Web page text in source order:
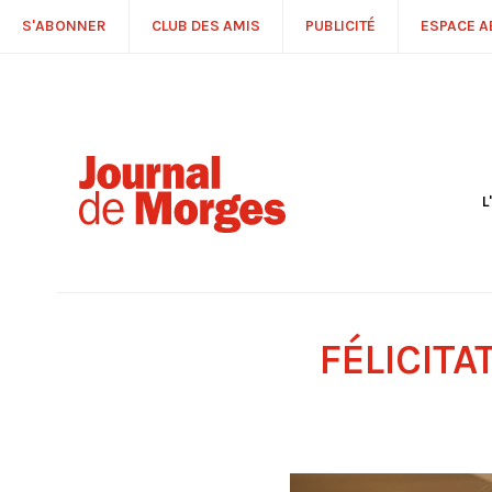
S'ABONNER CLUB DES AMIS PUBLICITÉ ESPACE